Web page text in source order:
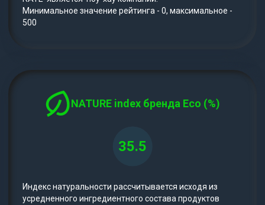
Минимальное значение рейтинга - 0, максимальное -
500
NATURE index бренда Eco (%)
35.5
Индекс натуральности рассчитывается исходя из
усредненного ингредиентного состава продуктов